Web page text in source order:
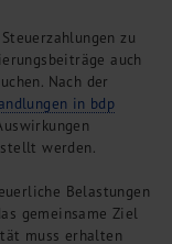
zu
auch
Nach der
in bdp
werden.
Belastungen
gemeinsame Ziel
muss erhalten